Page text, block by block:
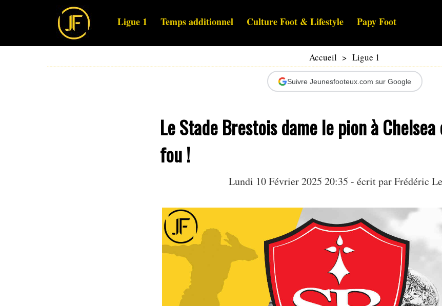
Ligue 1 Temps additionnel Culture Foot & Lifestyle Papy Foot
Accueil > Ligue 1
Suivre Jeunesfooteux.com sur Google
Le Stade Brestois dame le pion à
fou !
Lundi 10 Février 2025 20:35 - écrit parFrédéric